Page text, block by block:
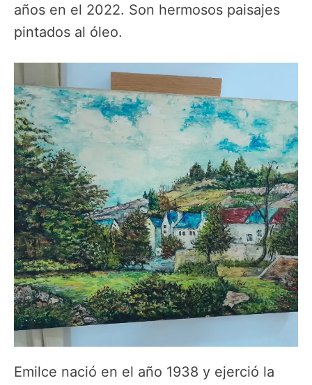
años en el 2022. Son hermosos paisajes
pintados al óleo.
Emilce nació en el año 1938 y ejerció la